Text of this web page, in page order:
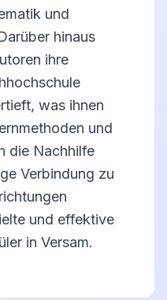
und
hinaus
ihre
was ihnen
und
die Nachhilfe
Verbindung zu
und effektive
in Versam.